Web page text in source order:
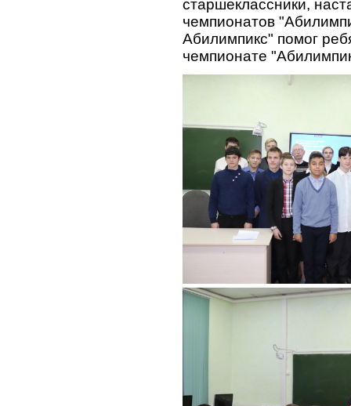
старшеклассники,
чемпионатов
Абилимпикс" помог
чемпионате